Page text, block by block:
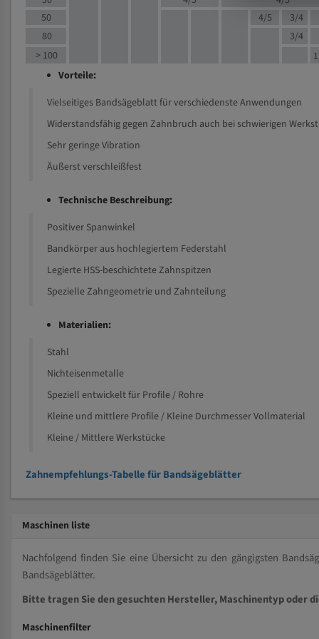
50
4/5 3/4
80
3/4
> 100
Vorteile:
Vielseitiges Bandsägeblatt für verschiedenste Anwendungen
Widerstandsfähig gegen Zahnbruch auch bei schwierigen
Sehr geringe Vibration
Äußerst verschleißfest
Technische Beschreibung:
Positiver Spanwinkel
Bandkörper aus hochlegiertem Federstahl
Legierte HSS-beschichtete Zahnspitzen
Spezielle Zahngeometrie und Zahnteilung
Materialien:
Stahl
Nichteisenmetalle
Speziell entwickelt für Profile / Rohre
Kleine und mittlere Profile / Kleine Durchmesser Vollmaterial
Kleine / Mittlere Werkstücke
Zahnempfehlungs-Tabelle für Bandsägeblätter
Maschinen liste
Nachfolgend finden Sie eine Übersicht zu den gängigsten
Bandsägeblätter.
Bitte tragen Sie den gesuchten Hersteller, Maschinentyp oder
Maschinenfilter